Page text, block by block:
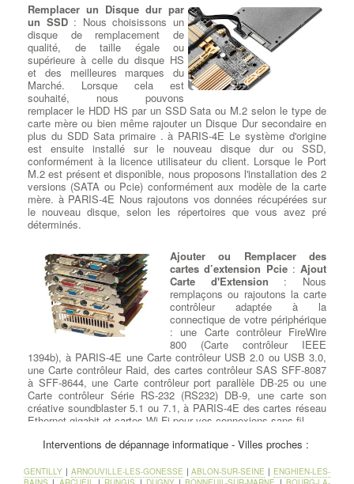
Remplacer un Disque dur par
un SSD: Nous choisissons un
disque de remplacement de
qualité, de taille égale ou
supérieure à celle du disque HS
et des meilleures marques du
Marché. Lorsque cela est
souhaité, nous pouvons
remplacer le HDD HS par un SSD Sata ou M.2 selon le type de
carte mère ou bien même rajouter un Disque Dur secondaire en
plus du SDD Sata primaire . à PARIS-4E Le système d'origine
est ensuite installé sur le nouveau disque dur ou SSD,
conformément à la licence utilisateur du client. Lorsque le Port
M.2 est présent et disponible, nous proposons l'installation des 2
versions (SATA ou Pcie) conformément aux modèle de la carte
mère. à PARIS-4E Nous rajoutons vos données récupérées sur
le nouveau disque, selon les répertoires que vous avez pré
déterminés.
Ajouter ou Remplacer des
cartes d’extension Pcie: Ajout
Carte d'Extension : Nous
remplaçons ou rajoutons la carte
contrôleur adaptée à la
connectique de votre périphérique
: une Carte contrôleur FireWire
800 (Carte contrôleur IEEE
1394b), à PARIS-4E une Carte contrôleur USB 2.0 ou USB 3.0,
une Carte contrôleur Raid, des cartes contrôleur SAS SFF-8087
à SFF-8644, une Carte contrôleur port parallèle DB-25 ou une
Carte contrôleur Série RS-232 (RS232) DB-9, une carte son
créative soundblaster 5.1 ou 7.1, à PARIS-4E des cartes réseau
Ethernet gigabit et cartes Wi-Fi pour vos connexions sans-fil.
Suppression de virus et logiciels
Interventions de dépannage informatique - Villes proches :
GENTILLY | ARNOUVILLE-LES-GONESSE |ABLON-SUR-SEINE | ENGHIEN-LES-